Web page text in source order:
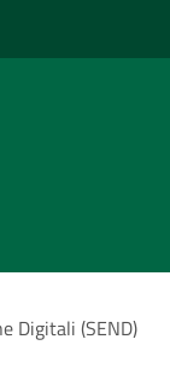
Digitali (SEND)